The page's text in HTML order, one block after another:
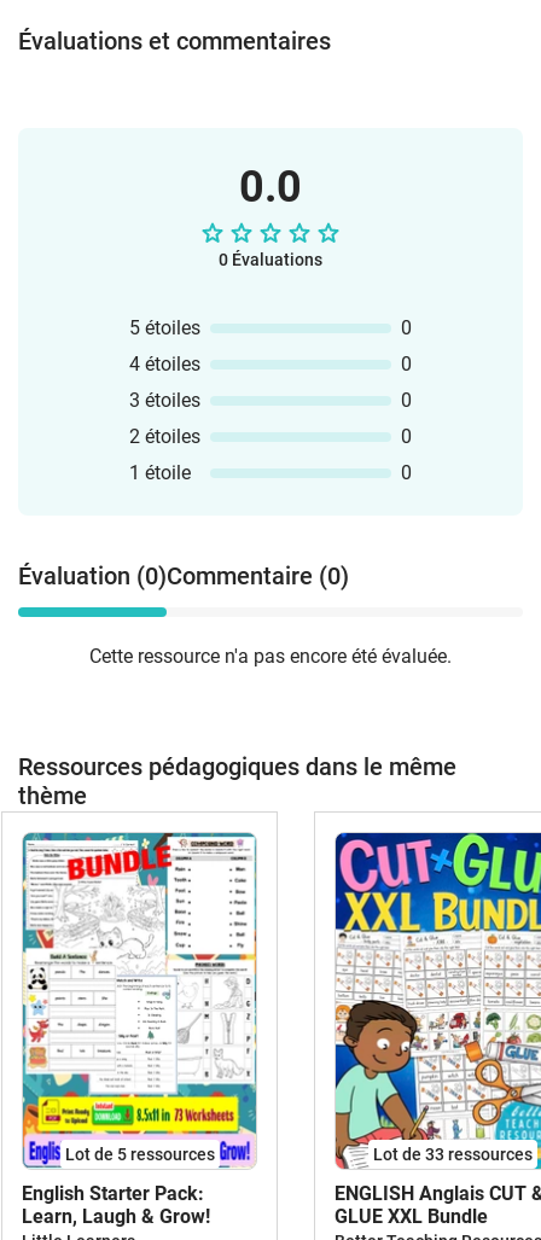
Évaluations et commentaires
0.0
0 Évaluations
5 étoiles
0
4 étoiles
0
3 étoiles
0
2 étoiles
0
1 étoile
0
Évaluation (0)Commentaire (0)
Cette ressource n'a pas encore été évaluée.
Ressources pédagogiques dans le même
thème
Lot de 5 ressources
English Starter Pack:
Learn, Laugh & Grow!
Lot de 33 ressources
ENGLISH Anglais CUT
GLUE XXL Bundle